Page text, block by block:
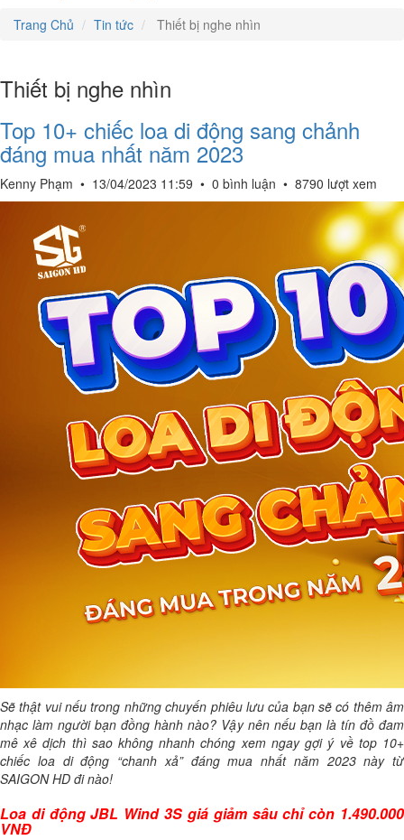
Trang Chủ
Tin tức Thiết bị nghe nhìn
Thiết bị nghe nhìn
Top 10+ chiếc loa di động sang chảnh
đáng mua nhất năm 2023
Kenny Phạm • 13/04/2023 11:59 • 0 bình luận • 8790 lượt xem
Sẽ thật vui nếu trong những chuyến phiêu lưu của bạn sẽ có thêm âm
nhạc làm người bạn đồng hành nào? Vậy nên nếu bạn là tín đồ đam
mê xê dịch thì sao không nhanh chóng xem ngay gợi ý về top 10+
chiếc loa di động “chanh xả” đáng mua nhất năm 2023 này từ
SAIGON HD đi nào!
Loa di động JBL Wind 3S giá giảm sâu chỉ còn 1.490.000
VNĐ